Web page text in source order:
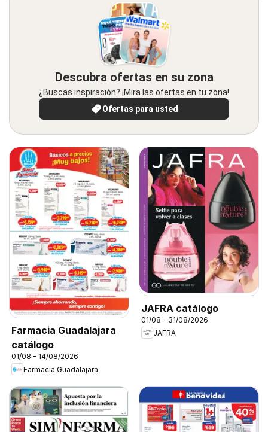
Descubra ofertas en su zona
¿Buscas inspiración? ¡Mira las ofertas en tu zona!
Ofertas para usted
Farmacia Guadalajara
catálogo
01/08 - 14/08/2026
Farmacia Guadalajara
JAFRA catálogo
01/08 - 31/08/2026
JAFRA